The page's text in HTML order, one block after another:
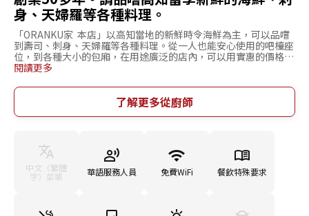
身、天婦羅等各種料理。
「ORANKU家 本店」以高知當地的新鮮時令海鮮為主，可以品嚐
到壽司、刺身、天婦羅等各種料理。從一人也能安心使用的吧檯座
位，到各種大小的包廂，在用途廣泛的店內，可以用實惠的價格品
嚐到高知近海捕獲的時令海鮮。店內根據季節準備了壽司、刺身、
「鰹魚稻草半敲燒」等鄉土料理。飲料方面提供了高知當地酒到特
色竹酒等各種選擇，不僅是來自本縣內外的客人，也歡迎海外的遊
客前來。
閱讀更多
了解更多從廚師
中文（繁體
字）菜單 華語服務人員 免費WiFi 餐飲特殊要求